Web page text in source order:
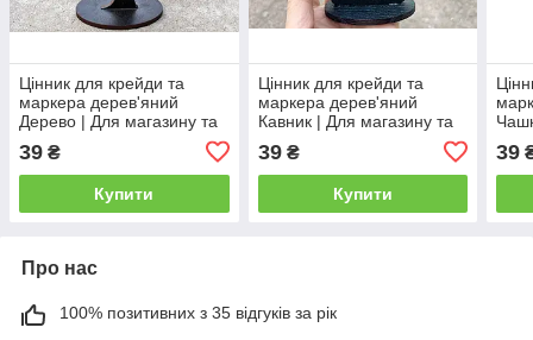
Цінник для крейди та
маркера дерев'яний
Дерево | Для магазину та
39 ₴
Купити
Цінник для крейди та
маркера дерев'яний
Кавник | Для магазину та
39₴
Купити
39
Про нас
100% позитивних з 35 відгуків за рік